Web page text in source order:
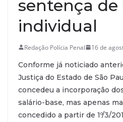
sentença
individual
Redação Polícia Penal 16 de
Conforme já noticiado
Justiça do Estado de São
concedeu a incorporação
salário-base, mas apenas
concedido a partir de 1º/3/